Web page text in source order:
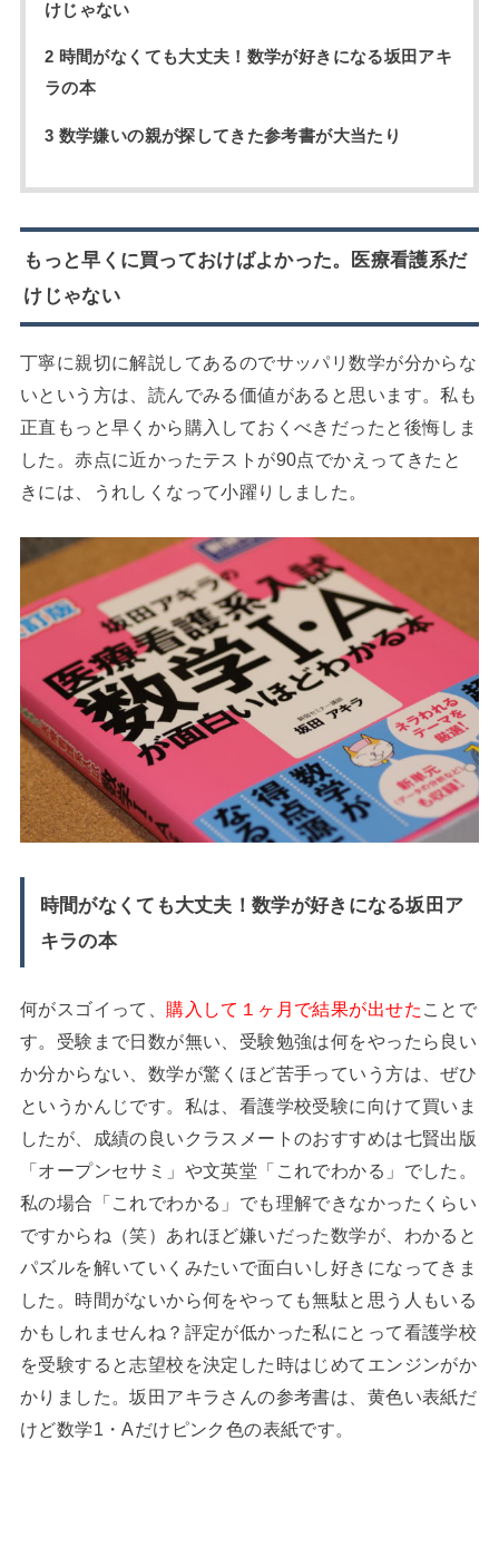
けじゃない
2 時間がなくても大丈夫！数学が好きになる坂田アキ
ラの本
3 数学嫌いの親が探してきた参考書が大当たり
もっと早くに買っておけばよかった。医療看護系だ
けじゃない
丁寧に親切に解説してあるのでサッパリ数学が分からな
いという方は、読んでみる価値があると思います。私も
正直もっと早くから購入しておくべきだったと後悔しま
した。赤点に近かったテストが90点でかえってきたと
きには、うれしくなって小躍りしました。
時間がなくても大丈夫！数学が好きになる坂田ア
キラの本
何がスゴイって、 購入して１ヶ月で結果が出せた ことで
す。受験まで日数が無い、受験勉強は何をやったら良い
か分からない、数学が驚くほど苦手っていう方は、ぜひ
というかんじです。私は、看護学校受験に向けて買いま
したが、成績の良いクラスメートのおすすめは七賢出版
「オープンセサミ」や文英堂「これでわかる」でした。
私の場合「これでわかる」でも理解できなかったくらい
ですからね（笑）あれほど嫌いだった数学が、わかると
パズルを解いていくみたいで面白いし好きになってきま
した。時間がないから何をやっても無駄と思う人もいる
かもしれませんね？評定が低かった私にとって看護学校
を受験すると志望校を決定した時はじめてエンジンがか
かりました。坂田アキラさんの参考書は、黄色い表紙だ
けど数学1・Aだけピンク色の表紙です。